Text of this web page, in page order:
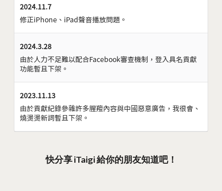
2024.11.7
修正iPhone、iPad聲音播放問題。
2024.3.28
由於人力不足難以配合Facebook審查機制，登入具名貢獻
功能暫且下架。
2023.11.13
由於貢獻紀錄參雜許多腥羶內容與中國惡意廣告，我很會、
燒燙燙新詞暫且下架。
快分享 iTaigi 給你的朋友知道吧！